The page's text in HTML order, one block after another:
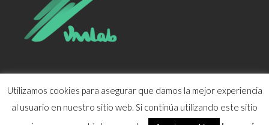
Utilizamos cookies para asegurar que damos la mejor experiencia
al usuario en nuestro sitio web. Si continúa utilizando este sitio